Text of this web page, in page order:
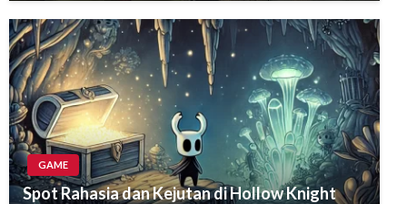
GAME
Spot Rahasia dan Kejutan di Hollow Knight